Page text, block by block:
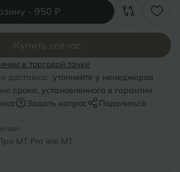
- 950 ₽
Купить сейчас
в торговой точке
доставка: уточняйте у менеджеров
срока, установленного в гарантии
Задать вопрос Поделиться
MT Pro line MT
Славянск-на-Кубани
Смоленск
Сосновый Бор
Сочи
Ставрополь